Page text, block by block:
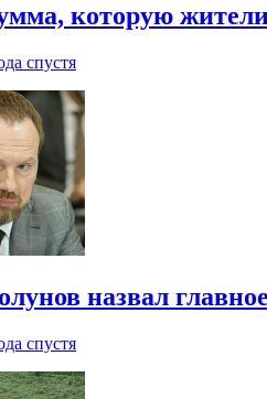
которую
спустя
назвал
спустя